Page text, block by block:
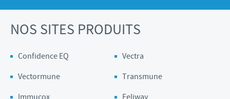
NOS SITES PRODUITS
Confidence EQ
Vectra
Vectormune
Transmune